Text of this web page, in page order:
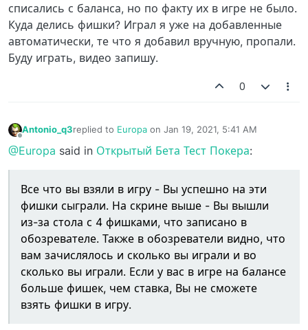
списались с баланса, но по факту их в игре не было.
Куда делись фишки? Играл я уже на добавленные
автоматически, те что я добавил вручную, пропали.
Буду играть, видео запишу.
0
Antonio_q3replied to Europa on Jan 19, 2021, 5:41 AM
last edited by
@Europa said in Открытый Бета Тест Покера:
Все что вы взяли в игру - Вы успешно на эти
фишки сыграли. На скрине выше - Вы вышли
из-за стола с 4 фишками, что записано в
обозревателе. Также в обозреватели видно, что
вам зачислялось и сколько вы играли и во
сколько вы играли. Если у вас в игре на балансе
больше фишек, чем ставка, Вы не сможете
взять фишки в игру.